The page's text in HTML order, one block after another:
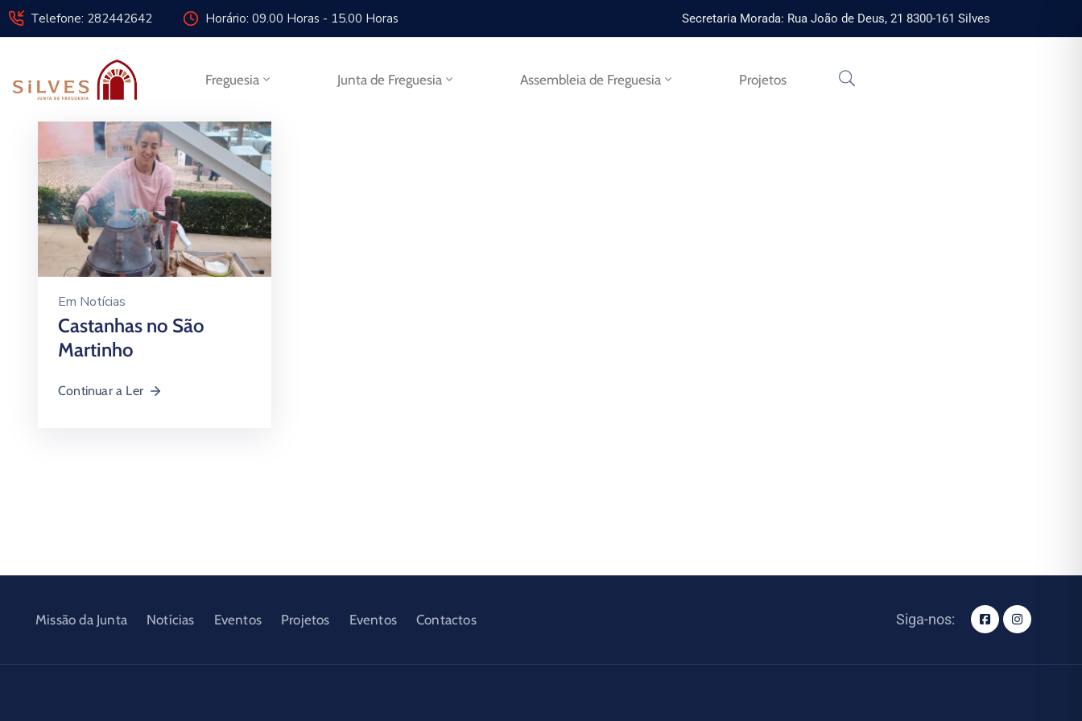
Telefone: 282442642 Horário: 09.00 Horas - 15.00 Horas Secretaria Morada: Rua João de Deus, 21 8300-161 Silves
Freguesia Junta de Freguesia Assembleia de Freguesia Projetos
Em Notícias
Castanhas no São
Martinho
Continuar a Ler
Missão da Junta Notícias Eventos Projetos Eventos Contactos Siga-nos: